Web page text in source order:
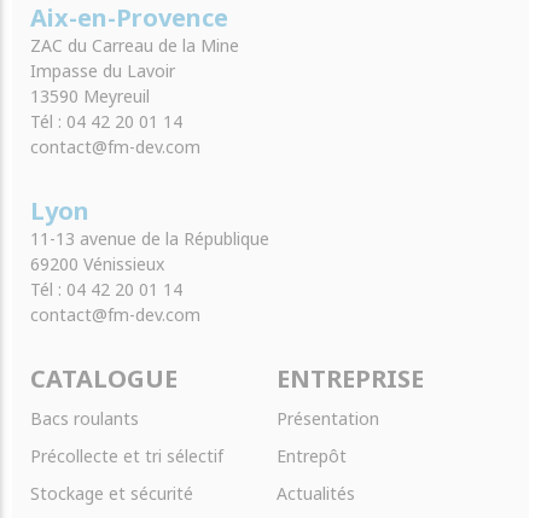
Aix-en-Provence
ZAC du Carreau de la Mine
Impasse du Lavoir
13590 Meyreuil
Tél : 04 42 20 01 14
contact@fm-dev.com
Lyon
11-13 avenue de la République
69200 Vénissieux
Tél : 04 42 20 01 14
contact@fm-dev.com
CATALOGUE
Bacs roulants
Précollecte et tri sélectif
Stockage et sécurité
ENTREPRISE
Présentation
Entrepôt
Actualités